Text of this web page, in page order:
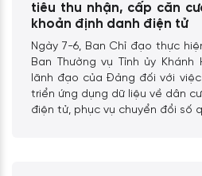
tiêu thu nhận, cấp căn
khoản định danh điện tử
Ngày 7-6, Ban Chỉ đạo thực
Ban Thường vụ Tỉnh ủy
lãnh đạo của Đảng đối với
triển ứng dụng dữ liệu về dân
điện tử, phục vụ chuyển đổi số